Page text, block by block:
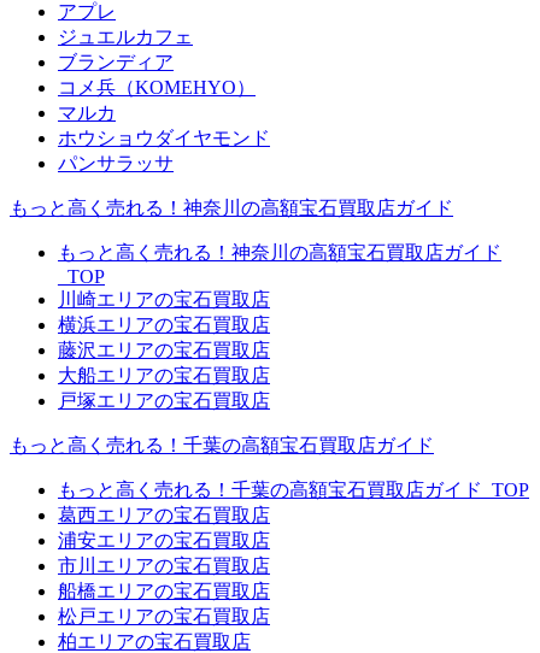
アプレ
ジュエルカフェ
ブランディア
コメ兵（KOMEHYO）
マルカ
ホウショウダイヤモンド
パンサラッサ
もっと高く売れる！神奈川の高額宝石買取店ガイド
もっと高く売れる！神奈川の高額宝石買取店ガイド
_TOP
川崎エリアの宝石買取店
横浜エリアの宝石買取店
藤沢エリアの宝石買取店
大船エリアの宝石買取店
戸塚エリアの宝石買取店
もっと高く売れる！千葉の高額宝石買取店ガイド
もっと高く売れる！千葉の高額宝石買取店ガイド_TOP
葛西エリアの宝石買取店
浦安エリアの宝石買取店
市川エリアの宝石買取店
船橋エリアの宝石買取店
松戸エリアの宝石買取店
柏エリアの宝石買取店